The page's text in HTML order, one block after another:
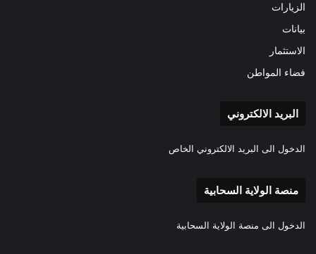
الزيارات
بيانات
الاستثمار
فضاء المواطن
البريد الالكتروني
الدخول الى البريد الالكتروني الخاص
منصة الولاية السحابية
الدخول الى منصة الولاية السحابية